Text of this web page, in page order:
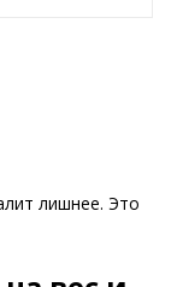
лишнее. Это